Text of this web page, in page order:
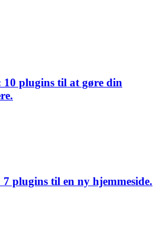
10 plugins til at gøre din
plugins til en ny hjemmeside.